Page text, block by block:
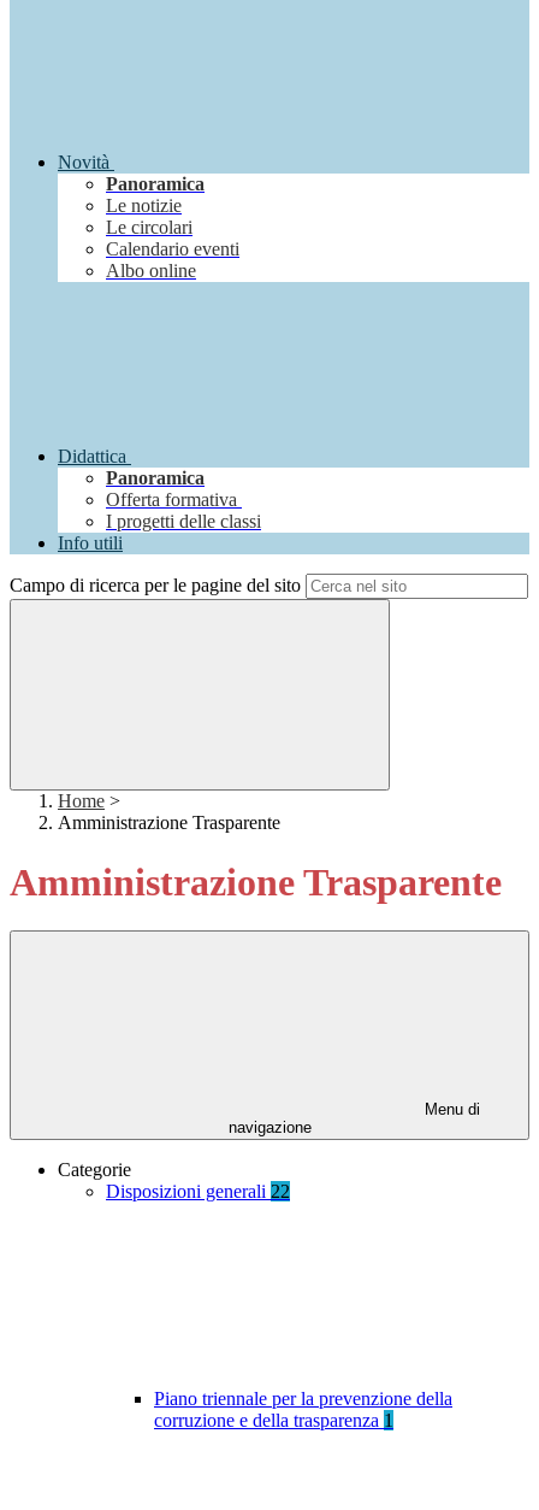
Novità
Panoramica
Le notizie
Le circolari
Calendario eventi
Albo online
Didattica
Panoramica
Offerta formativa
I progetti delle classi
Info utili
Campo di ricerca per le pagine del sito
Home >
Amministrazione Trasparente
Amministrazione Trasparente
Menu di
navigazione
Categorie
Disposizioni generali 22
Piano triennale per la prevenzione della
corruzione e della trasparenza 1